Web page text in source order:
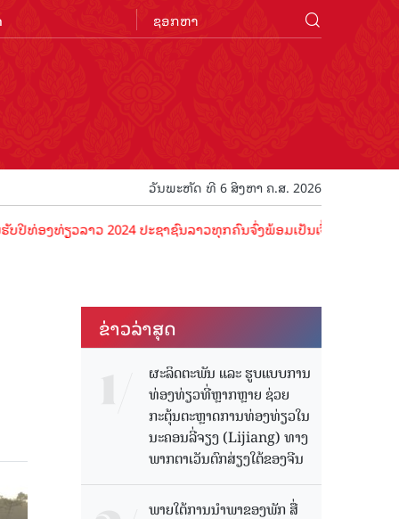
ວັນພະຫັດ ທີ 6 ສິງຫາ ຄ.ສ. 2026
ທ່ຽວລາວ 2024 ປະຊາຊົນລາວທຸກຄົນຈົ່ງພ້ອມເປັນເຈົ້າພາບທີ່ດີ ຕ້ອນຮັບ
ຂ່າວ​ລ່າ​ສຸດ
ຜະລິດຕະພັນ ແລະ ຮູບແບບການ
ທ່ອງທ່ຽວທີ່ຫຼາກຫຼາຍ ຊ່ວຍ
ກະຕຸ້ນຕະຫຼາດການທ່ອງທ່ຽວໃນ
ນະຄອນລີ່ຈຽງ (Lijiang) ທາງ
ພາກຕາເວັນຕົກສ່ຽງໃຕ້ຂອງຈີນ
ພາຍໃຕ້ການນໍາພາຂອງພັກ ສື່